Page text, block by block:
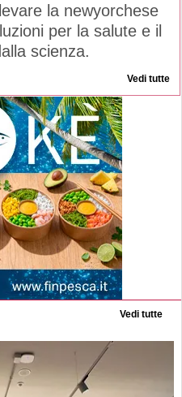
la newyorchese
per la salute e il
scienza.
Vedi tutte
Vedi tutte